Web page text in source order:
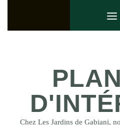
Chez Les Jardins de Gabiani,